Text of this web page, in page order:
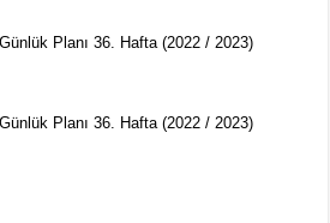
Planı 36. Hafta (2022 / 2023)
Planı 36. Hafta (2022 / 2023)